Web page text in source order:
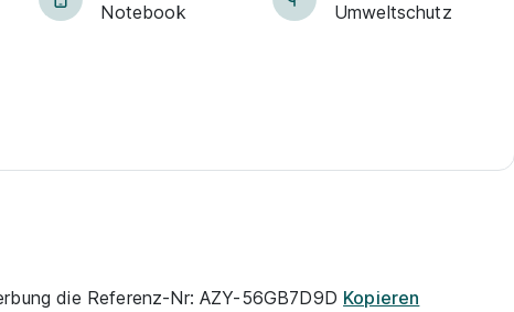
Note­book
Umweltschutz
die Referenz-Nr: AZY-56GB7D9D Kopieren